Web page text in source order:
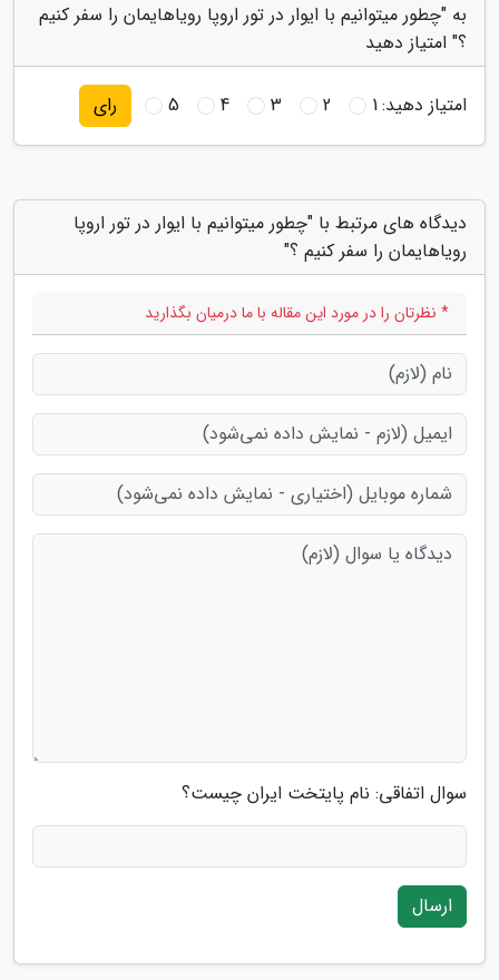
به "چطور میتوانیم با ایوار در تور اروپا رویاهایمان را سفر کنیم
؟" امتیاز دهید
امتیاز دهید:1
2
3
4
5 رای
دیدگاه های مرتبط با "چطور میتوانیم با ایوار در تور اروپا
رویاهایمان را سفر کنیم ؟"
* نظرتان را در مورد این مقاله با ما درمیان بگذارید
سوال اتفاقی: نام پایتخت ایران چیست؟
ارسال